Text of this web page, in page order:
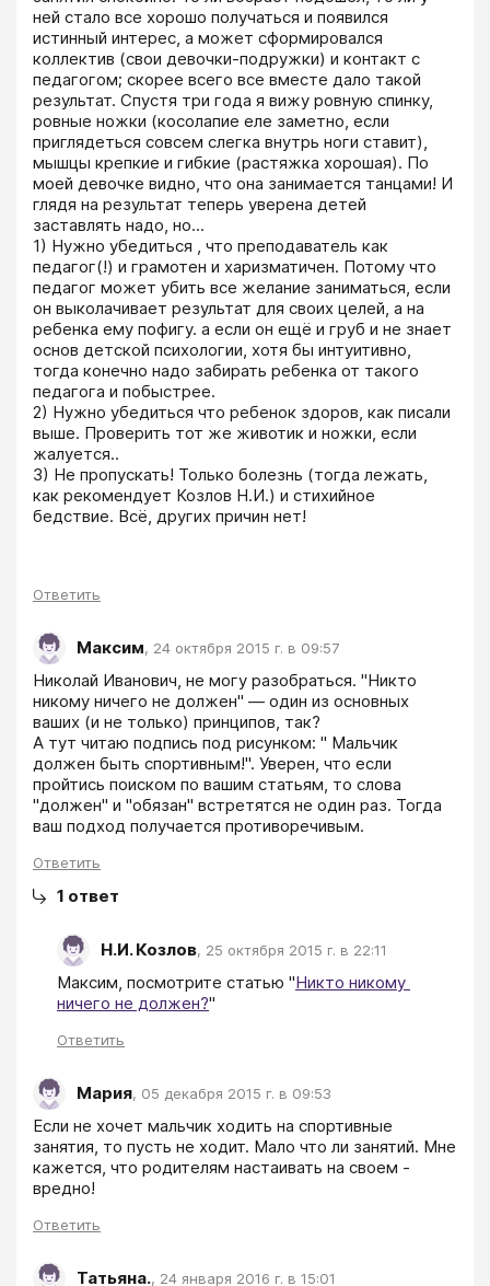
ней стало все хорошо получаться и появился
истинный интерес, а может сформировался
коллектив (свои девочки-подружки) и контакт с
педагогом; скорее всего все вместе дало такой
результат. Спустя три года я вижу ровную спинку,
ровные ножки (косолапие еле заметно, если
приглядеться совсем слегка внутрь ноги ставит),
мышцы крепкие и гибкие (растяжка хорошая). По
моей девочке видно, что она занимается танцами! И
глядя на результат теперь уверена детей
заставлять надо, но...
1) Нужно убедиться , что преподаватель как
педагог(!) и грамотен и харизматичен. Потому что
педагог может убить все желание заниматься, если
он выколачивает результат для своих целей, а на
ребенка ему пофигу. а если он ещё и груб и не знает
основ детской психологии, хотя бы интуитивно,
тогда конечно надо забирать ребенка от такого
педагога и побыстрее.
2) Нужно убедиться что ребенок здоров, как писали
выше. Проверить тот же животик и ножки, если
жалуется..
3) Не пропускать! Только болезнь (тогда лежать,
как рекомендует Козлов Н.И.) и стихийное
бедствие. Всё, других причин нет!
Ответить
Максим, 24 октября 2015 г. в 09:57
Николай Иванович, не могу разобраться. "Никто
никому ничего не должен" — один из основных
ваших (и не только) принципов, так?
А тут читаю подпись под рисунком: " Мальчик
должен быть спортивным!". Уверен, что если
пройтись поиском по вашим статьям, то слова
"должен" и "обязан" встретятся не один раз. Тогда
ваш подход получается противоречивым.
Ответить
1 ответ
Н.И. Козлов, 25 октября 2015 г. в 22:11
Максим, посмотрите статью "Никто никому
ничего не должен?"
Ответить
Мария, 05 декабря 2015 г. в 09:53
Если не хочет мальчик ходить на спортивные
занятия, то пусть не ходит. Мало что ли занятий. Мне
кажется, что родителям настаивать на своем -
вредно!
Ответить
Татьяна., 24 января 2016 г. в 15:01